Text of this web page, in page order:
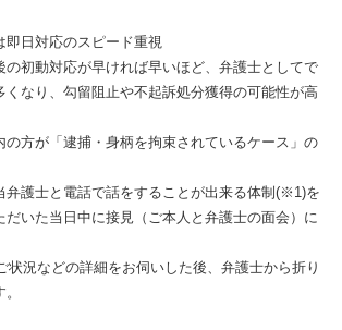
日対応のスピード重視
の初動対応が早ければ早いほど、弁護士としてで
くなり、勾留阻止や不起訴処分獲得の可能性が高
の方が「逮捕・身柄を拘束されているケース」の
弁護士と電話で話をすることが出来る体制(※1)を
だいた当日中に接見（ご本人と弁護士の面会）に
況などの詳細をお伺いした後、弁護士から折り